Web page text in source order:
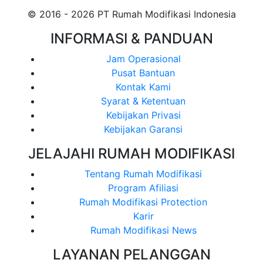
© 2016 - 2026 PT Rumah Modifikasi Indonesia
INFORMASI & PANDUAN
Jam Operasional
Pusat Bantuan
Kontak Kami
Syarat & Ketentuan
Kebijakan Privasi
Kebijakan Garansi
JELAJAHI RUMAH MODIFIKASI
Tentang Rumah Modifikasi
Program Afiliasi
Rumah Modifikasi Protection
Karir
Rumah Modifikasi News
LAYANAN PELANGGAN